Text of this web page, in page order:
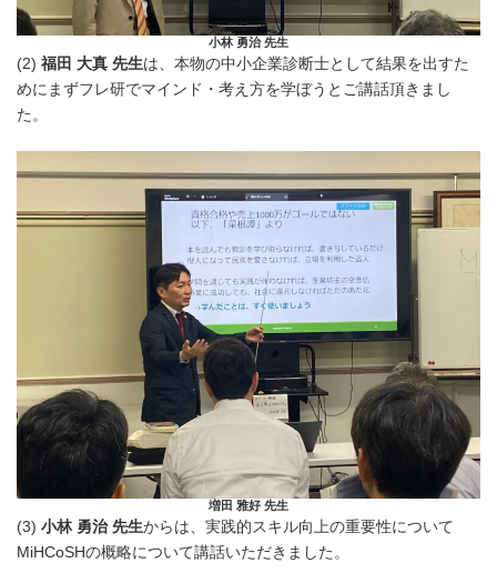
小林 勇治 先生
(2) 福田 大真 先生は、本物の中小企業診断士として結果を出すた
めにまずフレ研でマインド・考え方を学ぼうとご講話頂きまし
た。
増田 雅好 先生
(3) 小林 勇治 先生からは、実践的スキル向上の重要性について
MiHCoSHの概略について講話いただきました。